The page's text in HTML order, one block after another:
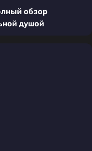
обзор
душой